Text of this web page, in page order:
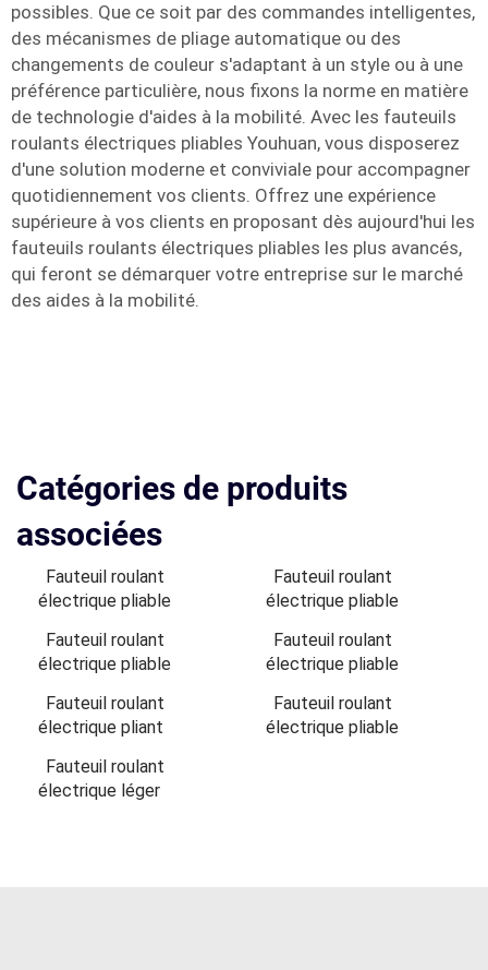
possibles. Que ce soit par des commandes intelligentes,
des mécanismes de pliage automatique ou des
changements de couleur s'adaptant à un style ou à une
préférence particulière, nous fixons la norme en matière
de technologie d'aides à la mobilité. Avec les fauteuils
roulants électriques pliables Youhuan, vous disposerez
d'une solution moderne et conviviale pour accompagner
quotidiennement vos clients. Offrez une expérience
supérieure à vos clients en proposant dès aujourd'hui les
fauteuils roulants électriques pliables les plus avancés,
qui feront se démarquer votre entreprise sur le marché
des aides à la mobilité.
Catégories de produits
associées
Fauteuil roulant
électrique pliable
Fauteuil roulant
électrique pliable
Fauteuil roulant
électrique pliable
Fauteuil roulant
électrique pliable
Fauteuil roulant
électrique pliant
Fauteuil roulant
électrique pliable
Fauteuil roulant
électrique léger